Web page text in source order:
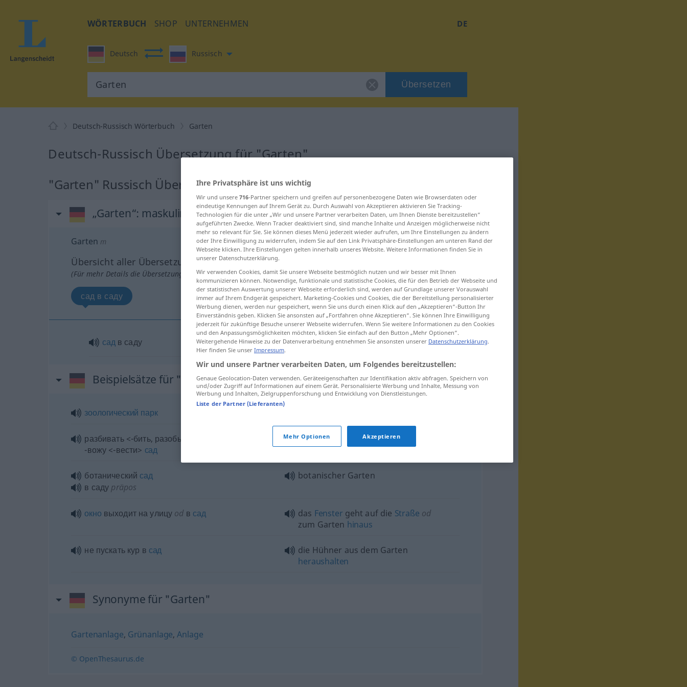
WÖRTERBUCH SHOP UNTERNEHMEN DE
Deutsch Russisch
Übersetzen
Deutsch-Russisch Wörterbuch Garten
Deutsch-Russisch Übersetzung für "Garten"
"Garten" Russisch Übersetzung
„Garten“: maskulin
Garten m
Übersicht aller Übersetzungen
(Für mehr Details die Übersetzung anklicken/antippen)
сад в саду
садв саду Garten
Beispielsätze für "Garten"
зоологический парк
разбивать <-бить, разобью>
-вожу <-вести> сад
einen Garten anlegen
ботанический сад
в саду präpos
botanischer Garten
окно выходит на улицу od в сад das Fenster geht auf die Straße od
zum Garten hinaus
не пускать кур в сад
die Hühner aus dem Garten
heraushalten
Synonyme für "Garten"
Gartenanlage, Grünanlage,Anlage
© OpenThesaurus.de
Ihre Privatsphäre ist uns wichtig
Wir und unsere 716-Partner speichern und greifen auf personenbezogene Daten wie Browserdaten oder
eindeutige Kennungen auf Ihrem Gerät zu. Durch Auswahl von Akzeptieren aktivieren Sie Tracking-
Technologien für die unter „Wir und unsere Partner verarbeiten Daten, um Ihnen Dienste bereitzustellen“
aufgeführten Zwecke. Wenn Tracker deaktiviert sind, sind manche Inhalte und Anzeigen möglicherweise nicht
mehr so relevant für Sie. Sie können dieses Menü jederzeit wieder aufrufen, um Ihre Einstellungen zu ändern
oder Ihre Einwilligung zu widerrufen, indem Sie auf den Link Privatsphäre-Einstellungen am unteren Rand der
Webseite klicken. Ihre Einstellungen gelten innerhalb unseres Website. Weitere Informationen finden Sie in
unserer Datenschutzerklärung.
Wir verwenden Cookies, damit Sie unsere Webseite bestmöglich nutzen und wir besser mit Ihnen
kommunizieren können. Notwendige, funktionale und statistische Cookies, die für den Betrieb der Webseite und
der statistischen Auswertung unserer Webseite erforderlich sind, werden auf Grundlage unserer Vorauswahl
immer auf Ihrem Endgerät gespeichert. Marketing-Cookies und Cookies, die der Bereitstellung personalisierter
Werbung dienen, werden nur gespeichert, wenn Sie uns durch einen Klick auf den „Akzeptieren“-Button Ihr
Einverständnis geben. Klicken Sie ansonsten auf „Fortfahren ohne Akzeptieren“. Sie können Ihre Einwilligung
jederzeit für zukünftige Besuche unserer Webseite widerrufen. Wenn Sie weitere Informationen zu den Cookies
und den Anpassungsmöglichkeiten möchten, klicken Sie einfach auf den Button „Mehr Optionen“.
Weitergehende Hinweise zu der Datenverarbeitung entnehmen Sie ansonsten unserer Datenschutzerklärung.
Hier finden Sie unser Impressum.
Wir und unsere Partner verarbeiten Daten, um Folgendes bereitzustellen:
Genaue Geolocation-Daten verwenden. Geräteeigenschaften zur Identifikation aktiv abfragen. Speichern von
und/oder Zugriff auf Informationen auf einem Gerät. Personalisierte Werbung und Inhalte, Messung von
Werbung und Inhalten, Zielgruppenforschung und Entwicklung von Dienstleistungen.
Liste der Partner (Lieferanten)
Mehr Optionen Akzeptieren